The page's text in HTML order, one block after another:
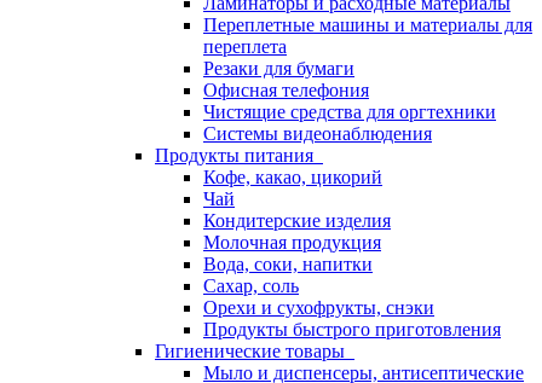
Переплетные машины и материалы для
переплета
Резаки для бумаги
Офисная телефония
Чистящие средства для оргтехники
Системы видеонаблюдения
Продукты питания
Кофе, какао, цикорий
Чай
Кондитерские изделия
Молочная продукция
Вода, соки, напитки
Сахар, соль
Орехи и сухофрукты, снэки
Продукты быстрого приготовления
Гигиенические товары
Мыло и диспенсеры, антисептические